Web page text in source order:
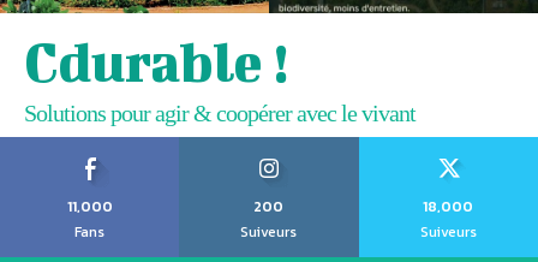
Cdurable !
Solutions pour agir & coopérer avec le vivant
11,000
Fans
200
Suiveurs
18,000
Suiveurs